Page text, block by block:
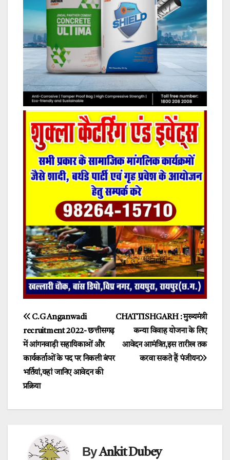
Post
navigation
CHATTISHGARH : मुख्यमंत्री
कन्या विवाह योजना के लिए
आवेदन आमंत्रित,इस तारीख तक
करवा सकते हैं पंजीयन
C.G Anganwadi
recruitment 2022- छत्तीसगढ़
में आंगनवाड़ी सहायिकाओं और
कार्यकर्ताओं के पद पर निकली बंपर
भर्तियां,यहां जानिए आवेदन की
प्रक्रिया
ByAnkit Dubey